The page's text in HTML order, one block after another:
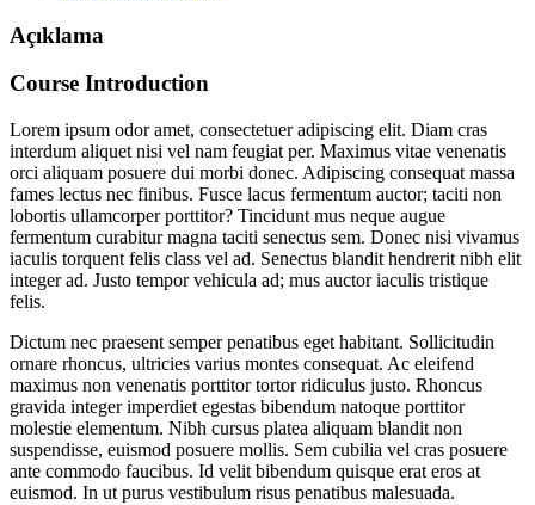
Açıklama
Course Introduction
Lorem ipsum odor amet, consectetuer adipiscing elit. Diam cras
interdum aliquet nisi vel nam feugiat per. Maximus vitae venenatis
orci aliquam posuere dui morbi donec. Adipiscing consequat massa
fames lectus nec finibus. Fusce lacus fermentum auctor; taciti non
lobortis ullamcorper porttitor? Tincidunt mus neque augue
fermentum curabitur magna taciti senectus sem. Donec nisi vivamus
iaculis torquent felis class vel ad. Senectus blandit hendrerit nibh elit
integer ad. Justo tempor vehicula ad; mus auctor iaculis tristique
felis.
Dictum nec praesent semper penatibus eget habitant. Sollicitudin
ornare rhoncus, ultricies varius montes consequat. Ac eleifend
maximus non venenatis porttitor tortor ridiculus justo. Rhoncus
gravida integer imperdiet egestas bibendum natoque porttitor
molestie elementum. Nibh cursus platea aliquam blandit non
suspendisse, euismod posuere mollis. Sem cubilia vel cras posuere
ante commodo faucibus. Id velit bibendum quisque erat eros at
euismod. In ut purus vestibulum risus penatibus malesuada.